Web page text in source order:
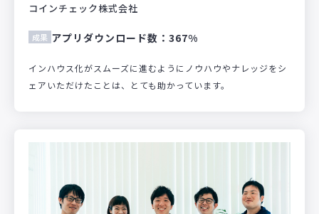
コインチェック株式会社
成果 アプリダウンロード数：367%
インハウス化がスムーズに進むようにノウハウやナレッジをシ
ェアいただけたことは、とても助かっています。